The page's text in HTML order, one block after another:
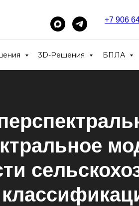
+7 906
3D-Решения БПЛА